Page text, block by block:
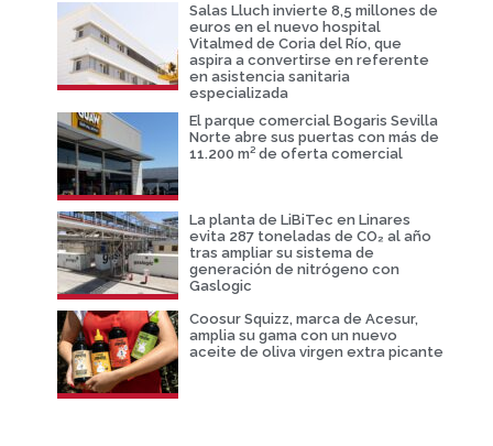
Salas Lluch invierte 8,5 millones de
euros en el nuevo hospital
Vitalmed de Coria del Río, que
aspira a convertirse en referente
en asistencia sanitaria
especializada
El parque comercial Bogaris Sevilla
Norte abre sus puertas con más de
11.200 m² de oferta comercial
La planta de LiBiTec en Linares
evita 287 toneladas de CO₂ al año
tras ampliar su sistema de
generación de nitrógeno con
Gaslogic
Coosur Squizz, marca de Acesur,
amplia su gama con un nuevo
aceite de oliva virgen extra picante